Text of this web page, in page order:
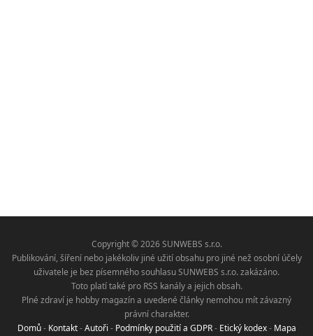
Copyright © 2026 SUNWEBS s.r.o.
Publikování, šíření nebo jakékoliv jiné užití obsahu pro jiné než osobní účely
uživatele je bez písemného souhlasu SUNWEBS s.r.o. zakázáno.
Toto platí také pro RSS kanály a jejich obsah.
Plné zdraví je hobby magazín a uvedené články nemohou mít závazný
právní charakter.
Domů- Kontakt-Autoři - Podmínky použití a GDPR- Etický kodex- Mapa